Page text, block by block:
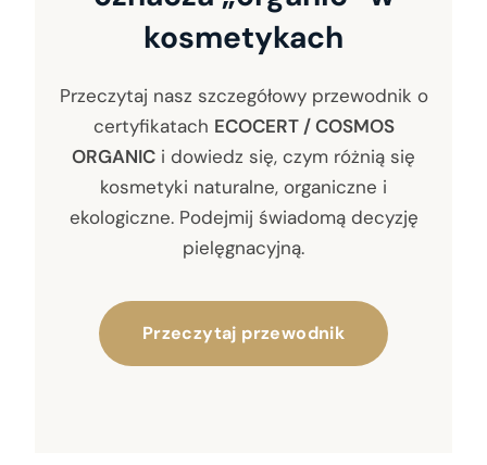
kosmetykach
Przeczytaj nasz szczegółowy przewodnik o
certyfikatach ECOCERT / COSMOS
ORGANIC i dowiedz się, czym różnią się
kosmetyki naturalne, organiczne i
ekologiczne. Podejmij świadomą decyzję
pielęgnacyjną.
Przeczytaj przewodnik